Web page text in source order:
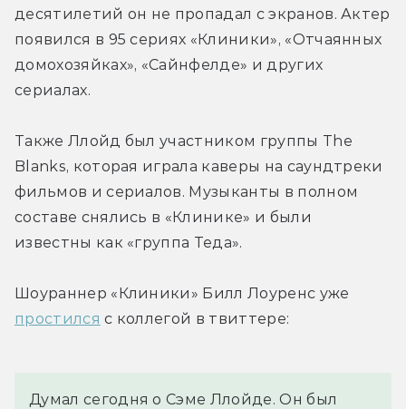
десятилетий он не пропадал с экранов. Актер
появился в 95 сериях «Клиники», «Отчаянных
домохозяйках», «Сайнфелде» и других
сериалах.
Также Ллойд был участником группы The
Blanks, которая играла каверы на саундтреки
фильмов и сериалов. Музыканты в полном
составе снялись в «Клинике» и были
известны как «группа Теда».
простился с коллегой в твиттере:
Думал сегодня о Сэме Ллойде. Он был